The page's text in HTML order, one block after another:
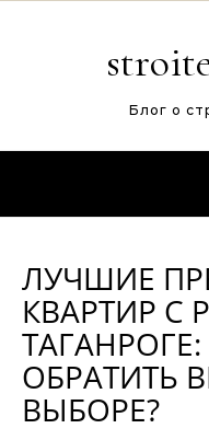
Блог о
ЛУЧШИЕ
КВАРТИР С
ОБРАТИТЬ
ВЫБОРЕ?